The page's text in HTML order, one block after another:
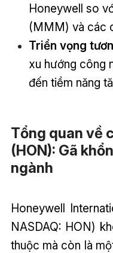
Honeywell so
(MMM) và các
Triển vọng
xu hướng công
đến tiềm năng
Tổng quan về
(HON): Gã
ngành
Honeywell
NASDAQ: HON)
thuộc mà còn là